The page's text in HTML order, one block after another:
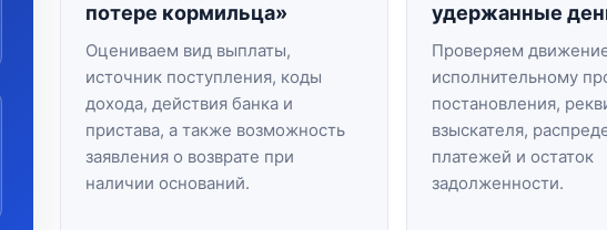
потере кормильца»
Оцениваем вид выплаты,
источник поступления, коды
дохода, действия банка и
пристава, а также возможность
заявления о возврате при
наличии оснований.
удержанные
Проверяем
исполнительному
постановления,
взыскателя,
платежей и остаток
задолженности.